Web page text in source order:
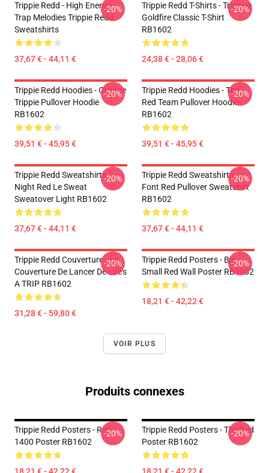
Trippie Redd - High Energy
Trap Melodies Trippie Redd
Sweatshirts
37,67 € - 44,11 €
-20%
Trippie Redd T-Shirts - Trippiee
Goldfire Classic T-Shirt
RB1602
24,38 € - 28,06 €
-20%
Trippie Redd Hoodies - Orange
Trippie Pullover Hoodie
RB1602
39,51 € - 45,95 €
-20%
Trippie Redd Hoodies - The
Red Team Pullover Hoodie
RB1602
39,51 € - 45,95 €
-20%
Trippie Redd Sweatshirts -
Night Red Le Sweat
Sweatover Light RB1602
37,67 € - 44,11 €
-20%
Trippie Redd Sweatshirts -
Font Red Pullover Sweatshirt
RB1602
37,67 € - 44,11 €
-20%
Trippie Redd Couverture - La
Couverture De Lancer De Life's
A TRIP RB1602
31,28 € - 59,80 €
-20%
Trippie Redd Posters - Big
Small Red Wall Poster RB1602
18,21 € - 42,22 €
-20%
VOIR PLUS
Produits connexes
Trippie Redd Posters - Red
1400 Poster RB1602
-20%
Trippie Redd Posters - The Red
Poster RB1602
-20%